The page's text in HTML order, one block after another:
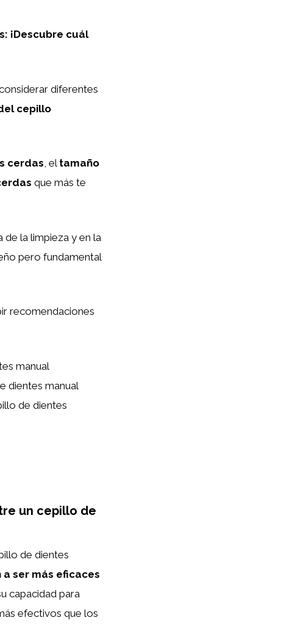
¡Descubre cuál
diferentes
cepillo
cerdas, el tamaño
que más te
de la limpieza y en la
pero fundamental
recomendaciones
manual
dientes manual
de dientes
un cepillo de
de dientes
ser más eficaces
capacidad para
efectivos que los